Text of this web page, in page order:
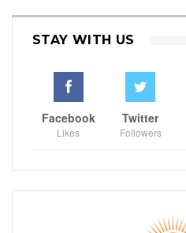
STAY WITH US
Facebook
Likes
Twitter
Followers